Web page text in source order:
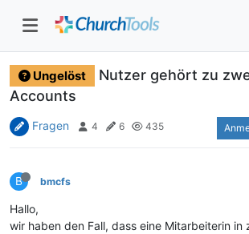
Ungelöst
Nutzer gehört zu
Accounts
Fragen 4 6 435
B bmcfs
Hallo,
wir haben den Fall, dass eine Mitarbeiterin in